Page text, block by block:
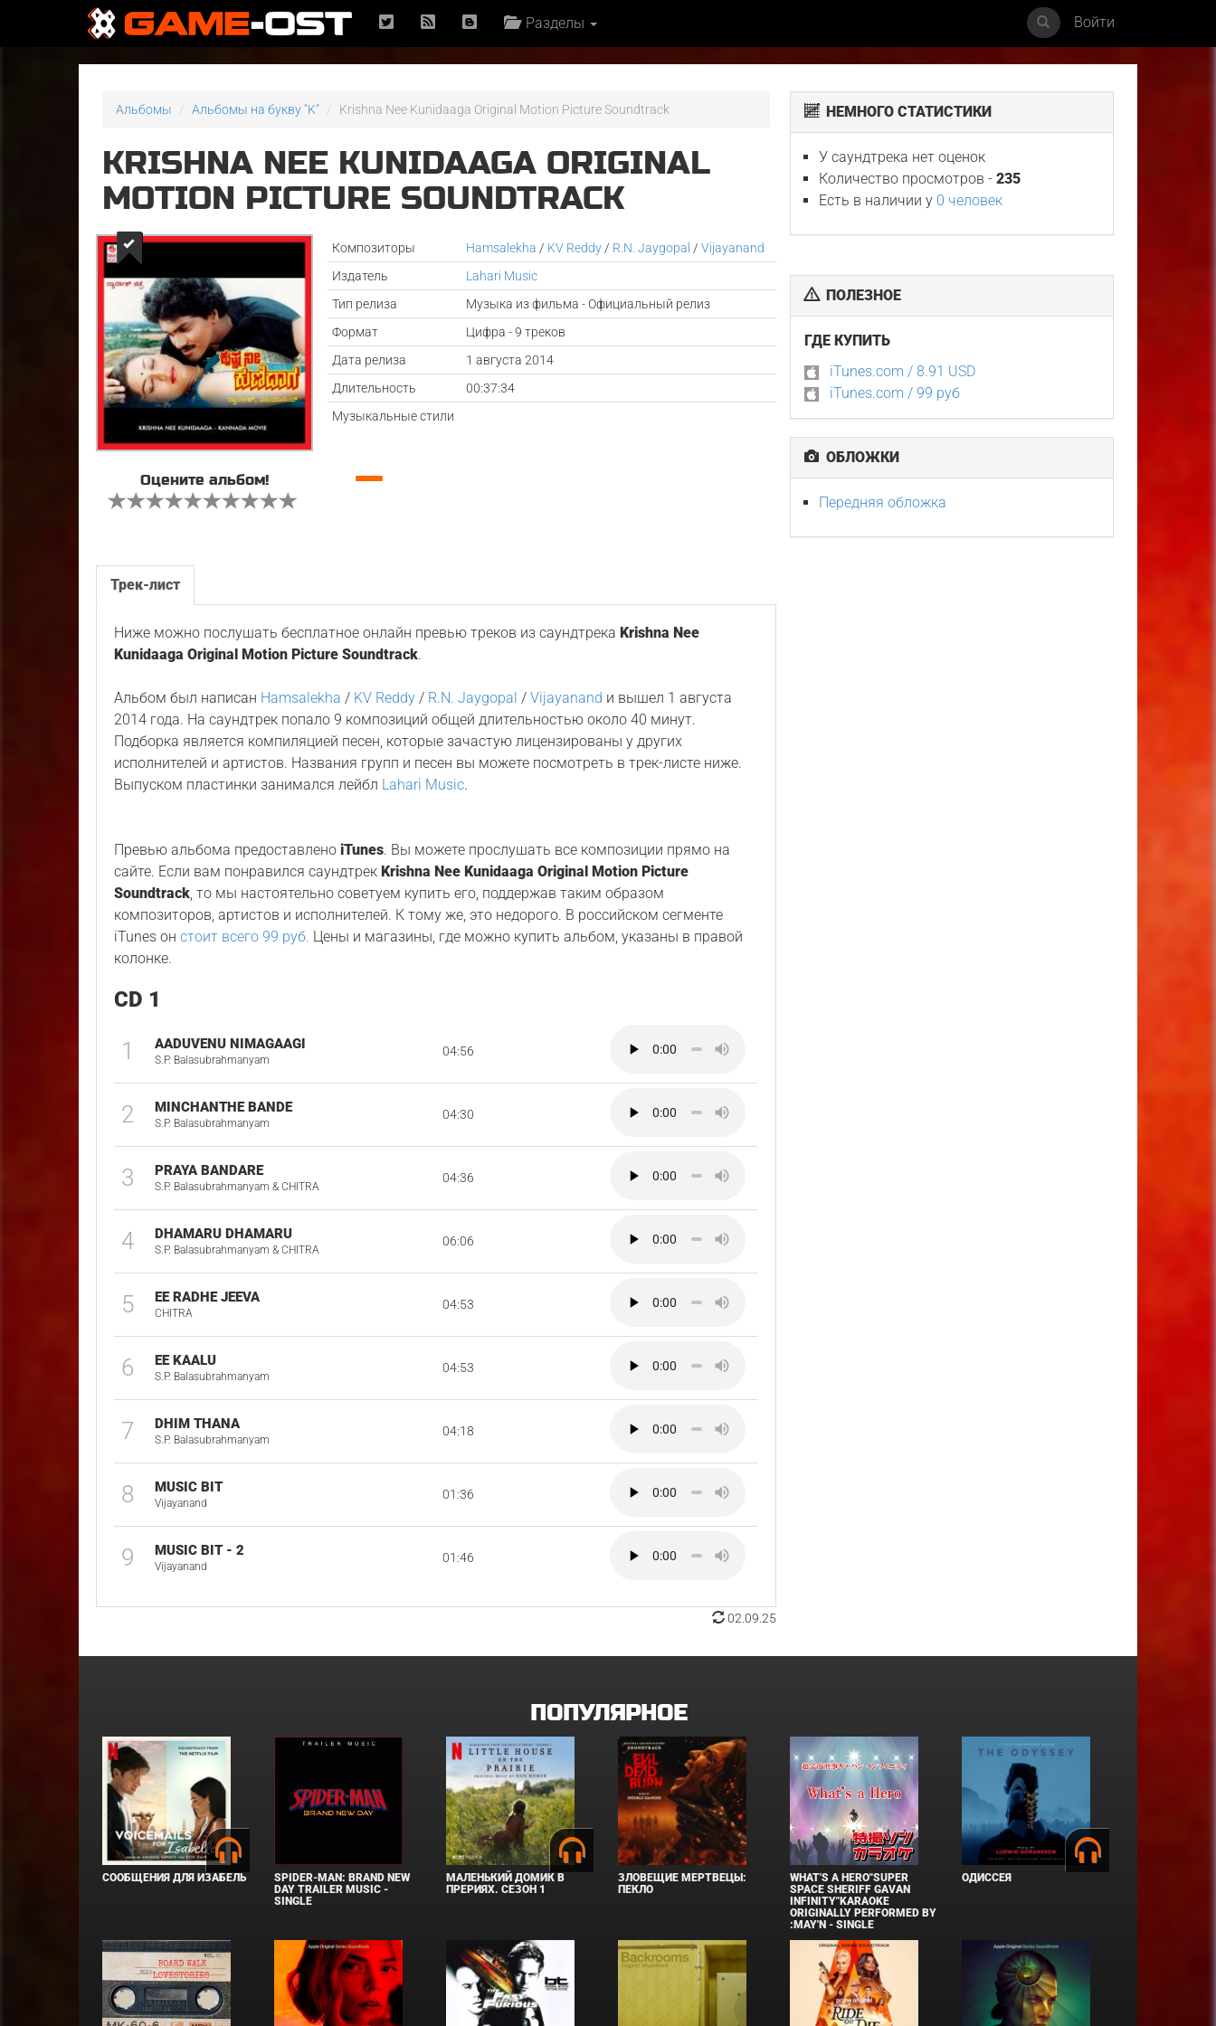
Разделы Войти
Альбомы Альбомы на букву "K" Krishna Nee Kunidaaga Original Motion Picture Soundtrack
KRISHNA NEE KUNIDAAGA ORIGINAL
MOTION PICTURE SOUNDTRACK
Композиторы Hamsalekha / KV Reddy/ R.N. Jaygopal / Vijayanand
Издатель
Lahari Music
Тип релиза
Музыка из фильма - Официальный релиз
Формат
Цифра - 9 треков
Дата релиза
1 августа 2014
Длительность
00:37:34
Музыкальные стили
Оцените альбом! —
Трек-лист
Ниже можно послушать бесплатное онлайн превью треков из саундтрека Krishna Nee
Kunidaaga Original Motion Picture Soundtrack.
Альбом был написан Hamsalekha / KV Reddy / R.N. Jaygopal /Vijayanand и вышел 1 августа
2014 года. На саундтрек попало 9 композиций общей длительностью около 40 минут.
Подборка является компиляцией песен, которые зачастую лицензированы у других
исполнителей и артистов. Названия групп и песен вы можете посмотреть в трек-листе ниже.
Выпуском пластинки занимался лейбл Lahari Music.
Превью альбома предоставленоiTunes. Вы можете прослушать все композиции прямо на
сайте. Если вам понравился саундтрек Krishna Nee Kunidaaga Original Motion Picture
Soundtrack, то мы настоятельно советуем купить его, поддержав таким образом
композиторов, артистов и исполнителей. К тому же, это недорого. В российском сегменте
iTunes онстоит всего 99 руб. Цены и магазины, где можно купить альбом, указаны в правой
колонке.
CD 1
1 AADUVENU NIMAGAAGI
S.P. Balasubrahmanyam
04:56
2 MINCHANTHE BANDE
S.P. Balasubrahmanyam
04:30
3 PRAYA BANDARE
S.P. Balasubrahmanyam & CHITRA
04:36
4 DHAMARU DHAMARU
S.P. Balasubrahmanyam & CHITRA
06:06
5 EE RADHE JEEVA
CHITRA
04:53
6 EE KAALU
S.P. Balasubrahmanyam
04:53
7 DHIM THANA
S.P. Balasubrahmanyam
04:18
8 MUSIC BIT
Vijayanand
01:36
9 MUSIC BIT - 2
Vijayanand
01:46
02.09.25
НЕМНОГО СТАТИСТИКИ
У саундтрека нет оценок
Количество просмотров -235
Есть в наличии у 0 человек
ПОЛЕЗНОЕ
ГДЕ КУПИТЬ
iTunes.com / 8.91 USD
iTunes.com / 99 руб
ОБЛОЖКИ
Передняя обложка
ПОПУЛЯРНОЕ
СООБЩЕНИЯ ДЛЯ ИЗАБЕЛЬ
SPIDER-MAN: BRAND NEW
DAY TRAILER MUSIC -
SINGLE
МАЛЕНЬКИЙ ДОМИК В
ПРЕРИЯХ. СЕЗОН 1
ЗЛОВЕЩИЕ МЕРТВЕЦЫ:
ПЕКЛО
WHAT'S A HERO"SUPER
SPACE SHERIFF GAVAN
INFINITY"KARAOKE
ORIGINALLY PERFORMED BY
:MAY'N - SINGLE
ОДИССЕЯ